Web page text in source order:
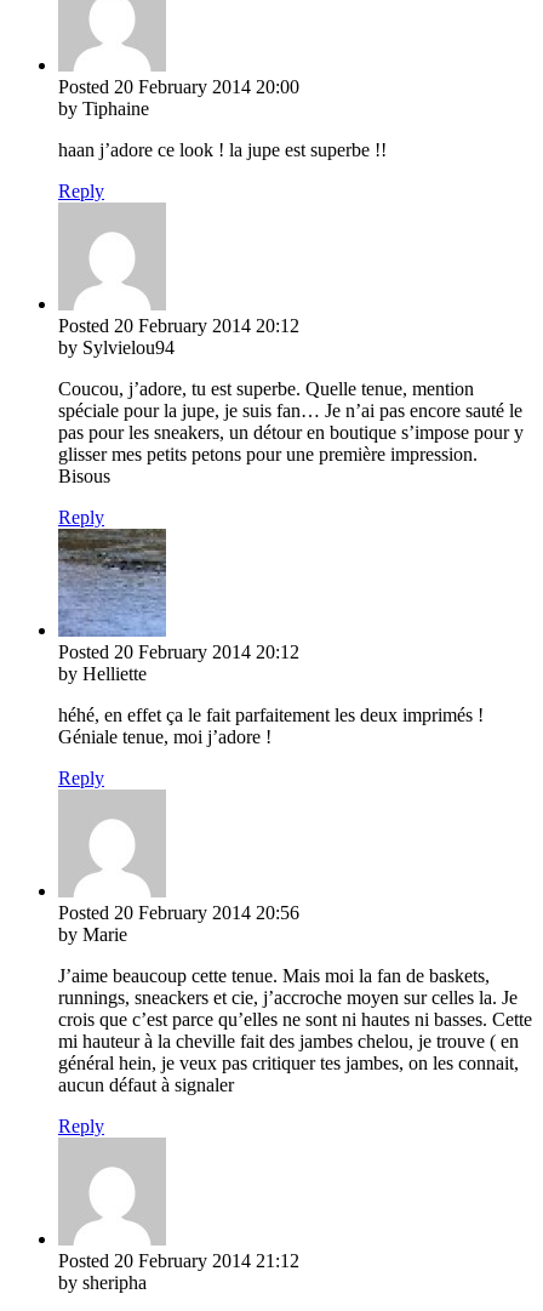
Posted 20 February 2014 20:00
by Tiphaine
haan j’adore ce look ! la jupe est superbe !!
Reply
Posted 20 February 2014 20:12
by Sylvielou94
Coucou, j’adore, tu est superbe. Quelle tenue, mention
spéciale pour la jupe, je suis fan… Je n’ai pas encore sauté le
pas pour les sneakers, un détour en boutique s’impose pour y
glisser mes petits petons pour une première impression.
Bisous
Reply
Posted 20 February 2014 20:12
by Helliette
héhé, en effet ça le fait parfaitement les deux imprimés !
Géniale tenue, moi j’adore !
Reply
Posted 20 February 2014 20:56
by Marie
J’aime beaucoup cette tenue. Mais moi la fan de baskets,
runnings, sneackers et cie, j’accroche moyen sur celles la. Je
crois que c’est parce qu’elles ne sont ni hautes ni basses. Cette
mi hauteur à la cheville fait des jambes chelou, je trouve ( en
général hein, je veux pas critiquer tes jambes, on les connait,
aucun défaut à signaler
Reply
Posted 20 February 2014 21:12
by sheripha